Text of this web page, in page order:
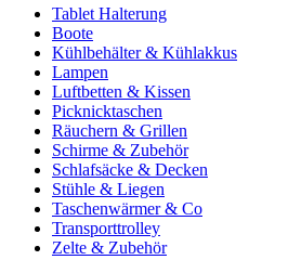
Tablet Halterung
Boote
Kühlbehälter & Kühlakkus
Lampen
Luftbetten & Kissen
Picknicktaschen
Räuchern & Grillen
Schirme & Zubehör
Schlafsäcke & Decken
Stühle & Liegen
Taschenwärmer & Co
Transporttrolley
Zelte & Zubehör